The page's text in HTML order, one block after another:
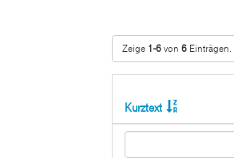
Zeige 1-6von 6Einträgen.
Kurztext